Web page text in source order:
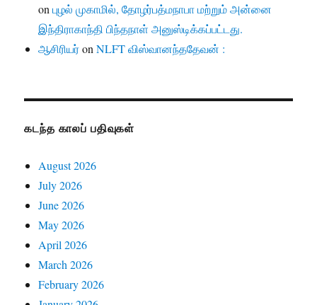
onபுழல் முகாமில், தோழர்பத்மநாபா மற்றும் அன்னை
இந்திராகாந்தி பிந்தநாள் அனுஸ்டிக்கப்பட்டது.
ஆசிரியர்onNLFT விஸ்வானந்ததேவன் :
கடந்த காலப் பதிவுகள்
August 2026
July 2026
June 2026
May 2026
April 2026
March 2026
February 2026